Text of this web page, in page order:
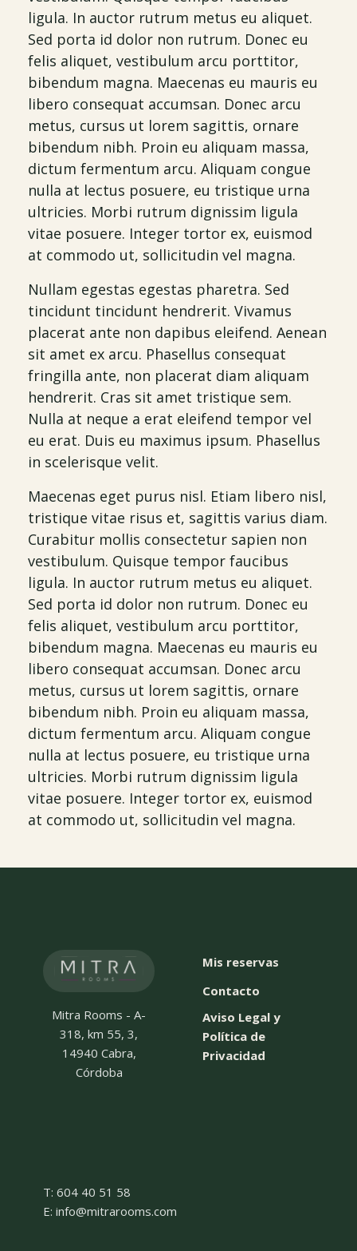
ligula. In auctor rutrum metus eu aliquet.
Sed porta id dolor non rutrum. Donec eu
felis aliquet, vestibulum arcu porttitor,
bibendum magna. Maecenas eu mauris eu
libero consequat accumsan. Donec arcu
metus, cursus ut lorem sagittis, ornare
bibendum nibh. Proin eu aliquam massa,
dictum fermentum arcu. Aliquam congue
nulla at lectus posuere, eu tristique urna
ultricies. Morbi rutrum dignissim ligula
vitae posuere. Integer tortor ex, euismod
at commodo ut, sollicitudin vel magna.
Nullam egestas egestas pharetra. Sed
tincidunt tincidunt hendrerit. Vivamus
placerat ante non dapibus eleifend. Aenean
sit amet ex arcu. Phasellus consequat
fringilla ante, non placerat diam aliquam
hendrerit. Cras sit amet tristique sem.
Nulla at neque a erat eleifend tempor vel
eu erat. Duis eu maximus ipsum. Phasellus
in scelerisque velit.
Maecenas eget purus nisl. Etiam libero nisl,
tristique vitae risus et, sagittis varius diam.
Curabitur mollis consectetur sapien non
vestibulum. Quisque tempor faucibus
ligula. In auctor rutrum metus eu aliquet.
Sed porta id dolor non rutrum. Donec eu
felis aliquet, vestibulum arcu porttitor,
bibendum magna. Maecenas eu mauris eu
libero consequat accumsan. Donec arcu
metus, cursus ut lorem sagittis, ornare
bibendum nibh. Proin eu aliquam massa,
dictum fermentum arcu. Aliquam congue
nulla at lectus posuere, eu tristique urna
ultricies. Morbi rutrum dignissim ligula
vitae posuere. Integer tortor ex, euismod
at commodo ut, sollicitudin vel magna.
Mitra Rooms - A-
318, km 55, 3,
14940 Cabra,
Córdoba
Mis reservas
Contacto
Aviso Legal y
Política de
Privacidad
T: 604 40 51 58
E: info@mitrarooms.com